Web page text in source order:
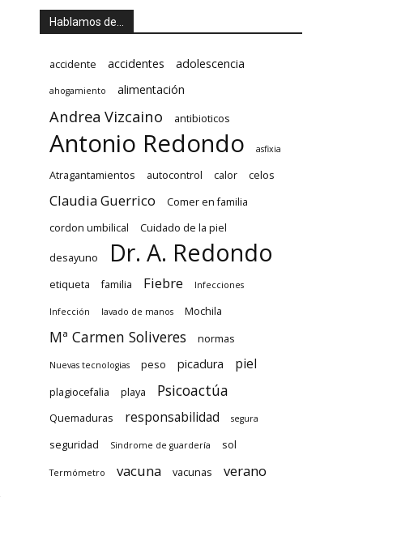
Hablamos de…
accidente accidentes adolescencia
ahogamiento alimentación
Andrea Vizcaino antibioticos
Antonio Redondo asfixia
Atragantamientos autocontrol calor celos
Claudia Guerrico
Comer en familia
cordon umbilical
Cuidado de la piel
desayuno Dr. A. Redondo
etiqueta familia Fiebre Infecciones
Infección lavado de manos Mochila
Mª Carmen Soliveres normas
Nuevas tecnologias peso picadura piel
plagiocefalia playa Psicoactúa
Quemaduras responsabilidad segura
seguridad Sindrome de guardería sol
Termómetro vacuna vacunas verano